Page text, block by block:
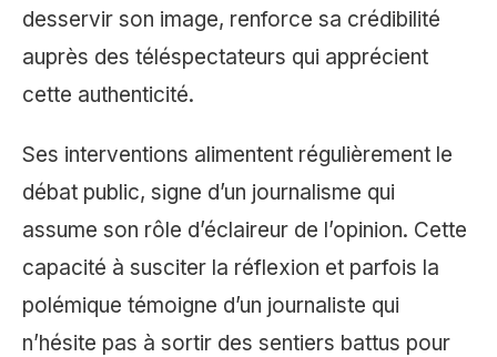
desservir son image, renforce sa crédibilité
auprès des téléspectateurs qui apprécient
cette authenticité.
Ses interventions alimentent régulièrement le
débat public, signe d’un journalisme qui
assume son rôle d’éclaireur de l’opinion. Cette
capacité à susciter la réflexion et parfois la
polémique témoigne d’un journaliste qui
n’hésite pas à sortir des sentiers battus pour